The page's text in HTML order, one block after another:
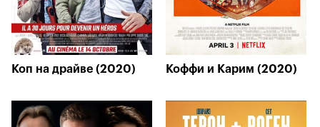
Коп на драйве (2020) Коффи и Карим (2020)